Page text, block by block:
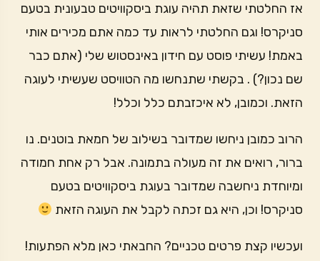
אז החלטתי שזאת תהיה עוגת ביסקוויטים טבעונית בטעם
סניקרס! וגם החלטתי לראות עד כמה אתם מכירים אותי
באמת! עשיתי פוסט עם חידון באינסטוש שלי (אתם כבר
שם נכון?) . בקשתי שתנחשו מה הטוויסט שעשיתי לעוגה
הזאת. וכמובן, לא איכזבתם כלל וכלל!
הרוב כמובן ניחשו שמדובר בשילוב של חמאת בוטנים. נו
ברור, רואים את זה מעולה בתמונה. אבל רק אחת חמודה
ומיוחדת ניחשבה שמדובר בעוגת ביסקוויטים בטעם
סניקרס! וכן, היא גם זכתה לקבל את העוגה הזאת
ועכשיו קצת פרטים טכניים? החבאתי כאן מלא הפתעות!